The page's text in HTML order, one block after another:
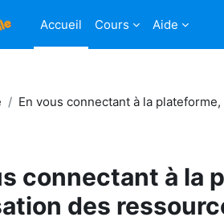
Accueil
Cours Aide
En vous connectant à la
connectant à la
des